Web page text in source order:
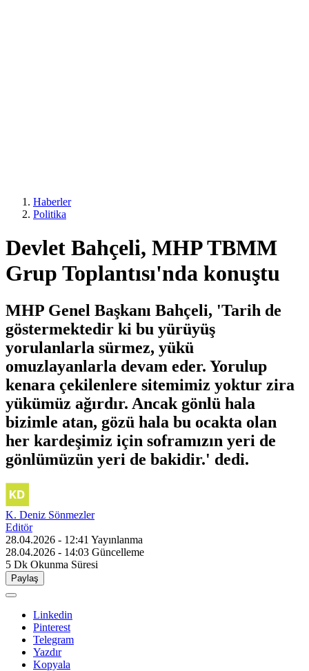
Haberler
Politika
Devlet Bahçeli, MHP TBMM
Grup Toplantısı'nda konuştu
MHP Genel Başkanı Bahçeli, 'Tarih de
göstermektedir ki bu yürüyüş
yorulanlarla sürmez, yükü
omuzlayanlarla devam eder. Yorulup
kenara çekilenlere sitemimiz yoktur zira
yükümüz ağırdır. Ancak gönlü hala
bizimle atan, gözü hala bu ocakta olan
her kardeşimiz için soframızın yeri de
gönlümüzün yeri de bakidir.' dedi.
K. Deniz Sönmezler
Editör
28.04.2026 - 12:41 Yayınlanma
28.04.2026 - 14:03 Güncelleme
5 Dk Okunma Süresi
Paylaş
Linkedin
Pinterest
Telegram
Yazdır
Kopyala